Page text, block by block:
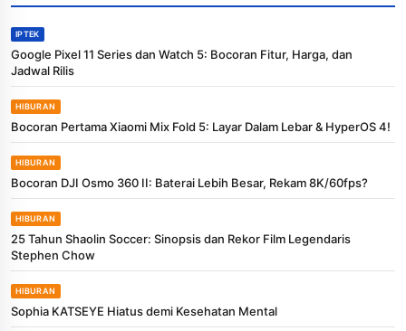
IPTEK
Google Pixel 11 Series dan Watch 5: Bocoran Fitur, Harga, dan
Jadwal Rilis
HIBURAN
Bocoran Pertama Xiaomi Mix Fold 5: Layar Dalam Lebar & HyperOS 4!
HIBURAN
Bocoran DJI Osmo 360 II: Baterai Lebih Besar, Rekam 8K/60fps?
HIBURAN
25 Tahun Shaolin Soccer: Sinopsis dan Rekor Film Legendaris
Stephen Chow
HIBURAN
Sophia KATSEYE Hiatus demi Kesehatan Mental